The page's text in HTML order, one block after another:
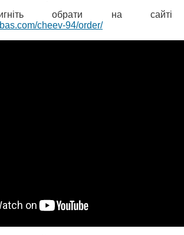
обрати на сайті
cheev-94/order/